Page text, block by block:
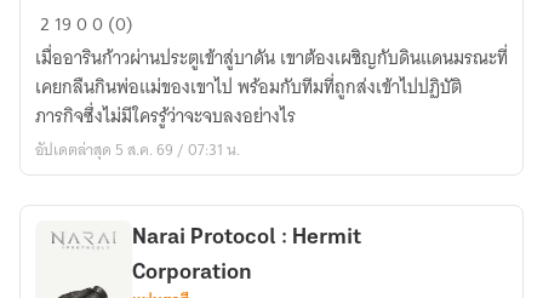
Narai
Protocol
:
Black
Protocol
2 1900 (0)
เมื่ออารินก้าวผ่านประตูเข้าสู่บาดัน เขาต้องเผชิญกับดินแดนมรณะที่
เคยกลืนกินพ่อแม่ของเขาไป พร้อมกับทีมที่ถูกส่งเข้าไปปฏิบัติ
ภารกิจซึ่งไม่มีใครรู้ว่าจะจบลงอย่างไร
อัปเดตล่าสุด 5 ส.ค. 69 / 07:31 น.
Narai Protocol : Hermit
Corporation